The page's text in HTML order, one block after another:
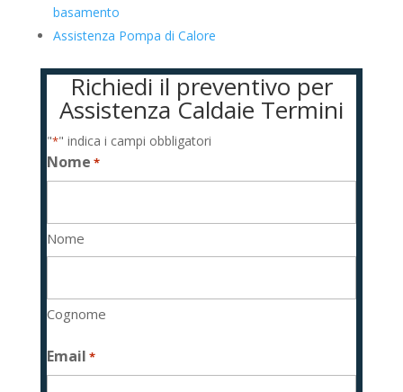
basamento
Assistenza Pompa di Calore
Richiedi il preventivo per
Assistenza Caldaie Termini
"*" indica i campi obbligatori
Nome *
Nome
Cognome
Email *